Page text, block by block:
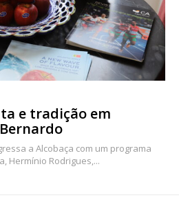
e tradição em
a Alcobaça com um programa
Hermínio Rodrigues,...